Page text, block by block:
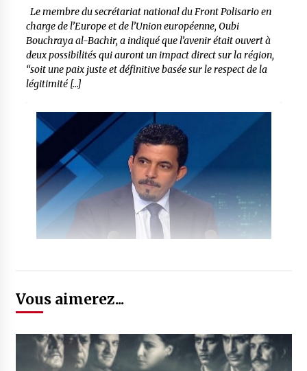
Le membre du secrétariat national du Front Polisario en
charge de l’Europe et de l’Union européenne, Oubi
Bouchraya al-Bachir, a indiqué que l’avenir était ouvert à
deux possibilités qui auront un impact direct sur la région,
“soit une paix juste et définitive basée sur le respect de la
légitimité […]
Vous aimerez...